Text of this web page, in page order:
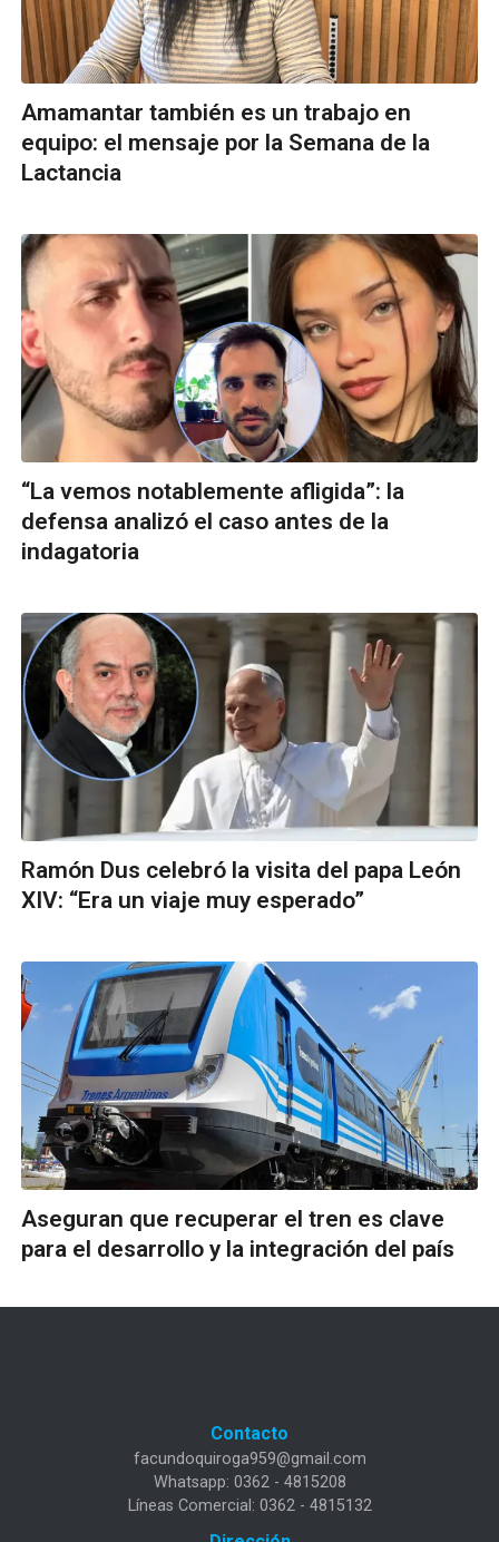
Amamantar también es un trabajo en
equipo: el mensaje por la Semana de la
Lactancia
“La vemos notablemente afligida”: la
defensa analizó el caso antes de la
indagatoria
Ramón Dus celebró la visita del papa León
XIV: “Era un viaje muy esperado”
Aseguran que recuperar el tren es clave
para el desarrollo y la integración del país
Contacto
facundoquiroga959@gmail.com
Whatsapp: 0362 - 4815208
Líneas Comercial: 0362 - 4815132